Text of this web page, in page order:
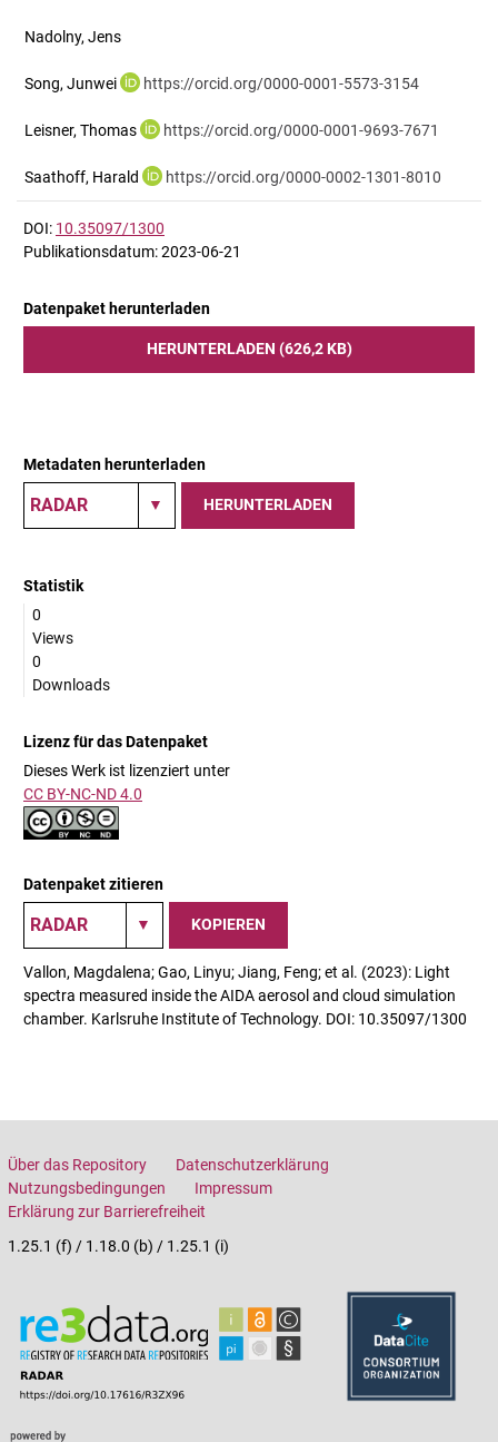
Nadolny, Jens
Song, Junwei https://orcid.org/0000-0001-5573-3154
Leisner, Thomas https://orcid.org/0000-0001-9693-7671
Saathoff, Harald https://orcid.org/0000-0002-1301-8010
DOI: 10.35097/1300
Publikationsdatum: 2023-06-21
Datenpaket herunterladen
HERUNTERLADEN (626,2 KB)
Metadaten herunterladen
HERUNTERLADEN
Statistik
0
Views
0
Downloads
Lizenz für das Datenpaket
Dieses Werk ist lizenziert unter
CC BY-NC-ND 4.0
Datenpaket zitieren
KOPIEREN
Vallon, Magdalena; Gao, Linyu; Jiang, Feng; et al. (2023): Light
spectra measured inside the AIDA aerosol and cloud simulation
chamber. Karlsruhe Institute of Technology. DOI: 10.35097/1300
Über das Repository
Datenschutzerklärung
Nutzungsbedingungen
Impressum
Erklärung zur Barrierefreiheit
1.25.1 (f) / 1.18.0 (b) / 1.25.1 (i)